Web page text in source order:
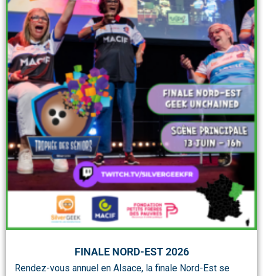
FINALE NORD-EST 2026
Rendez-vous annuel en Alsace, la finale Nord-Est se